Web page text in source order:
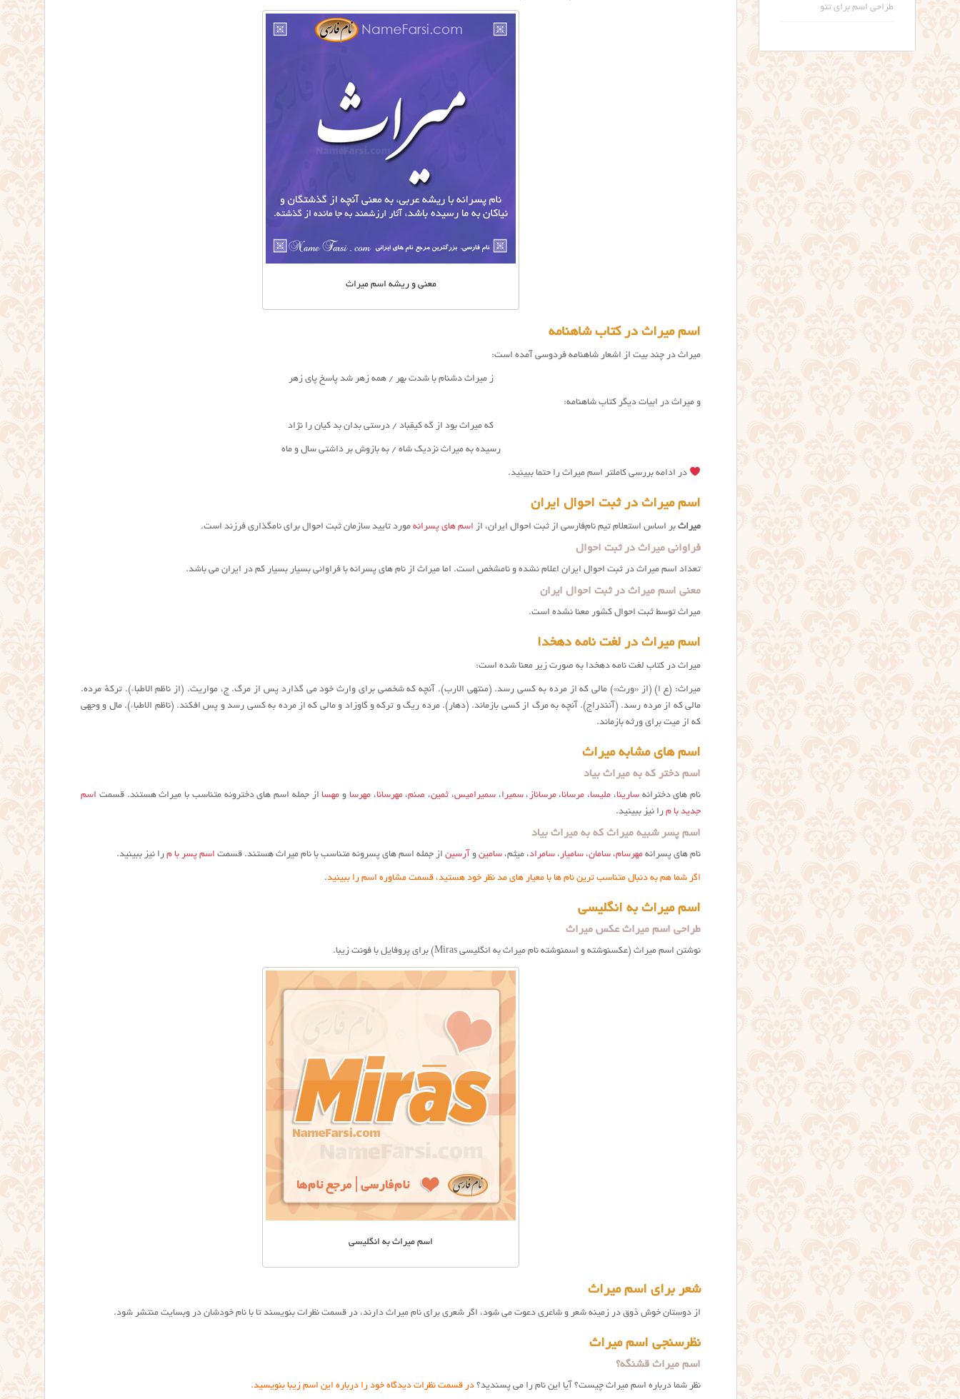
معنی و ریشه اسم میراث
اسم میراث در کتاب شاهنامه
میراث در چند بیت از اشعار شاهنامه فردوسی آمده است:
زمیراث دشنام با شدت بهر / همه زهر شد پاسخ پای زهر
و میراث در ابیات دیگر کتاب شاهنامه:
که میراث بود از گه کیقباد / درستی بدان بد کیان را نژاد
رسیده بهمیراث نزدیک شاه / به بازوش بر داشتی سال و ماه
در ادامه بررسی کاملتر اسم میراث را حتما ببینید.
اسم میراث در ثبت احوال ایران
میراث بر اساس استعلام تیم نام‌فارسی از ثبت احوال ایران، از اسم های پسرانه مورد تایید سازمان ثبت احوال برای نامگذاری فرزند است.
فراوانی میراث در ثبت احوال
تعداد اسم میراث در ثبت احوال ایران اعلام نشده و نامشخص است. اما ميراث از نام های پسرانه با فراوانی بسیار بسیار کم در ایران می باشد.
معنی اسم میراث در ثبت احوال ایران
میراث توسط ثبت احوال کشور معنا نشده است.
اسم میراث در لغت نامه دهخدا
میراث در کتاب لغت نامه دهخدا به صورت زیر معنا شده است:
میراث: (ع اِ) (از «ورث») مالی که از مرده به کسی رسد. (منتهی الارب). آنچه که شخصی برای وارث خود می گذارد پس از مرگ. ج، مواریث. (از ناظم الاطباء). ترکهٔ مرده.
مالی که از مرده رسد. (آنندراج). آنچه به مرگ از کسی بازماند. (دهار). مرده ریگ و ترکه و گاوزاد و مالی که از مرده به کسی رسد و پس افکند. (ناظم الاطباء). مال و وجهی
که از میت برای ورثه بازماند.
اسم های مشابه میراث
اسم دختر که به میراث بیاد
نام های دخترانهسارینا، ملیسا، مرسانا،مرساناز ،سمیرا،سمیرامیس، ثمین، صنم،مهرسانا،مهرسا و مهسااز جمله اسم های دخترونه متناسب با میراث هستند. قسمت اسم
جدید با م را نیز ببینید.
اسم پسر شبیه ميراث که به میراث بیاد
نام های پسرانه مهرسام، سامان، سامیار، سامراد، میثم، سامین و آرسین از جمله اسم های پسرونه متناسب با نام میراث هستند. قسمت اسم پسر با م را نیز ببینید.
اگر شما هم به دنبال متناسب ترین نام ها با معیار های مد نظر خود هستید، قسمت مشاوره اسم را ببینید.
اسم میراث به انگلیسی
طراحی اسم میراث عکس میراث
نوشتن اسم میراث (عکسنوشته و اسمنوشته نام میراث به انگلیسی Miras) برای پروفایل با فونت زیبا.
اسم میراث به انگلیسی
شعر برای اسم میراث
از دوستان خوش ذوق در زمینه شعر و شاعری دعوت می شود، اگر شعری برای نام میراث دارند، در قسمت نظرات بنویسند تا با نام خودشان در وبسایت منتشر شود.
نظرسنجی اسم میراث
اسم میراث قشنگه؟
نظر شما درباره اسم میراث چیست؟ آیا این نام را می پسندید؟ در قسمت نظرات دیدگاه خود را درباره این اسم زیبا بنویسید.
طراحی اسم برای تتو